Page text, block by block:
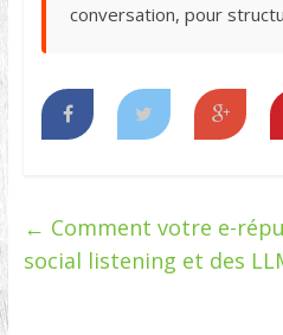
conversation, pour
← Comment votre e-
social listening et des